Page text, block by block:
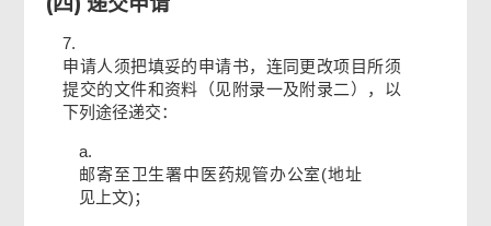
7.
申请人须把填妥的申请书，连同更改项目所须
提交的文件和资料（见附录一及附录二），以
下列途径递交：
a.
邮寄至卫生署中医药规管办公室(地址
见上文)；